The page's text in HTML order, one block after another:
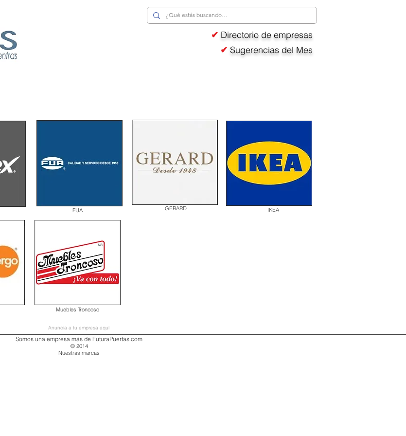
✔ Directorio de empresas
✔ Sugerencias del Mes
FUA
Muebles Troncoso
GERARD IKEA
Anuncia a tu empresa aquí
Somos una empresa más de FuturaPuertas.com
© 2014
Nuestras marcas